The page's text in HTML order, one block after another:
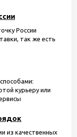
России
так же есть
курьеру или
из качественных